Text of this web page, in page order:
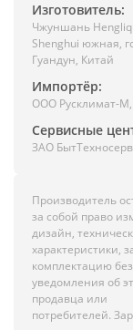
Изготовитель:
Чжуншань
Shenghui южная,
Гуандун, Китай
Импортёр:
ООО Русклимат-М,
Сервисные
ЗАО
Производитель
за собой право
дизайн,
характеристики,
комплектацию без
уведомления об
продавца или
потребителей.